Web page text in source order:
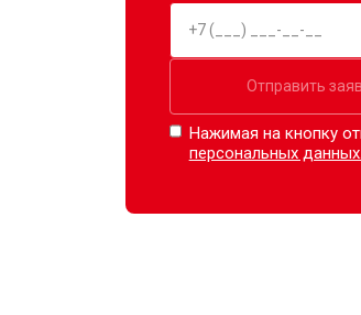
Отправить
Нажимая на кнопку
персональных данных.